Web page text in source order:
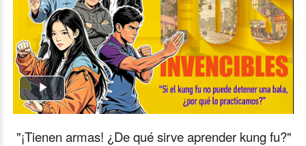
Play
"¡Tienen armas! ¿De qué sirve aprender kung fu?"